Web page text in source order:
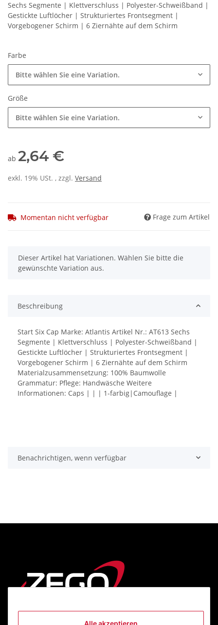
Alle akzeptieren
Sechs Segmente | Klettverschluss | Polyester-Schweißband |
Gestickte Luftlöcher | Strukturiertes Frontsegment |
Vorgebogener Schirm | 6 Ziernähte auf dem Schirm
Farbe
Bitte wählen Sie eine Variation.
Größe
Bitte wählen Sie eine Variation.
ab 2,64 €
exkl. 19% USt. , zzgl. Versand
Momentan nicht verfügbar Frage zum Artikel
x
Dieser Artikel hat Variationen. Wählen Sie bitte die
gewünschte Variation aus.
Beschreibung
Start Six Cap Marke: Atlantis Artikel Nr.: AT613 Sechs
Segmente | Klettverschluss | Polyester-Schweißband |
Gestickte Luftlöcher | Strukturiertes Frontsegment |
Vorgebogener Schirm | 6 Ziernähte auf dem Schirm
Materialzusammensetzung: 100% Baumwolle
Grammatur: Pflege: Handwäsche Weitere
Informationen: Caps | | | 1-farbig|Camouflage |
Benachrichtigen, wenn verfügbar